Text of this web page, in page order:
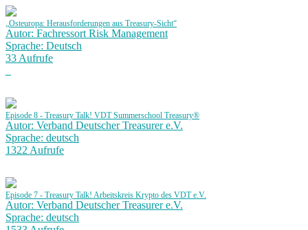
„Osteuropa: Herausforderungen aus Treasury-Sicht“
Autor: Fachressort Risk Management
Sprache: Deutsch
33 Aufrufe
Episode 8 - Treasury Talk! VDT Summerschool Treasury®
Autor: Verband Deutscher Treasurer e.V.
Sprache: deutsch
1322 Aufrufe
Episode 7 - Treasury Talk! Arbeitskreis Krypto des VDT e.V.
Autor: Verband Deutscher Treasurer e.V.
Sprache: deutsch